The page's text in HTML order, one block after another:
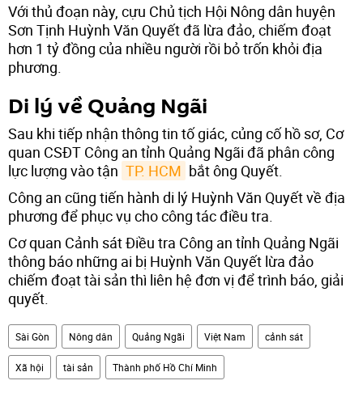
Với thủ đoạn này, cựu Chủ tịch Hội Nông dân huyện
Sơn Tịnh Huỳnh Văn Quyết đã lừa đảo, chiếm đoạt
hơn 1 tỷ đồng của nhiều người rồi bỏ trốn khỏi địa
phương.
Di lý về Quảng Ngãi
Sau khi tiếp nhận thông tin tố giác, củng cố hồ sơ, Cơ
quan CSĐT Công an tỉnh Quảng Ngãi đã phân công
lực lượng vào tận TP. HCM bắt ông Quyết.
Công an cũng tiến hành di lý Huỳnh Văn Quyết về địa
phương để phục vụ cho công tác điều tra.
Cơ quan Cảnh sát Điều tra Công an tỉnh Quảng Ngãi
thông báo những ai bị Huỳnh Văn Quyết lừa đảo
chiếm đoạt tài sản thì liên hệ đơn vị để trình báo, giải
quyết.
Sài Gòn Nông dân Quảng Ngãi Việt Nam cảnh sát
Xã hội tài sản Thành phố Hồ Chí Minh